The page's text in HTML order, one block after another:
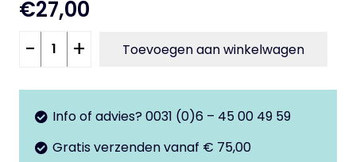
€27,00
Achter
bumper
PK50xl
aantal
- + Toevoegen aan winkelwagen
Info of advies? 0031 (0)6 – 45 00 49 59
Gratis verzenden vanaf € 75,00